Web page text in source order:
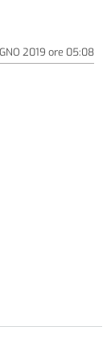
2019 ore 05:08